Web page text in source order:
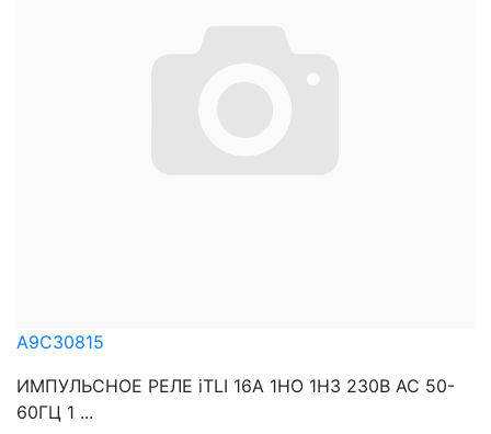
A9C30815
ИМПУЛЬСНОЕ РЕЛЕ iTLI 16A 1НО 1НЗ 230В АС 50-
60ГЦ 1 ...